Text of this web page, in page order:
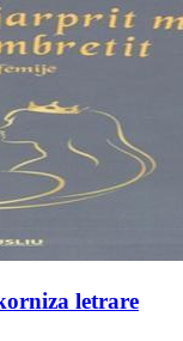
letrare